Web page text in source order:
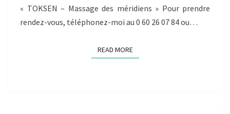
« TOKSEN – Massage des méridiens » Pour prendre
rendez-vous, téléphonez-moi au 0 60 26 07 84 ou…
READ MOREREAD MORE